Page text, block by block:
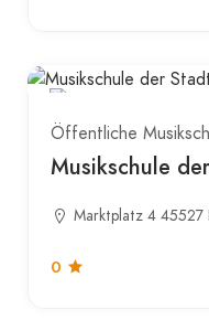
Öffentliche
Musikschule
Marktplatz 4 45527
0